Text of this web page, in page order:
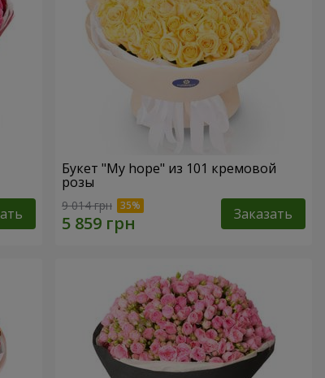
Букет "My hope" из 101 кремовой
розы
9 014 грн Заказать